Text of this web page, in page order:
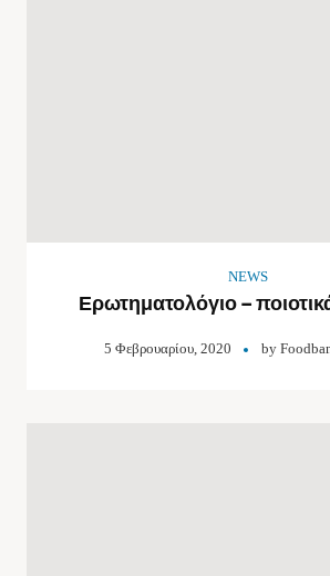
NEWS
Ερωτηματολόγιο –
5 Φεβρουαρίου, 2020 by